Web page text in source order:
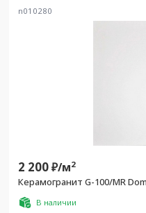
n010280
2 200₽/м2
Керамогранит G-100/MR
В наличии